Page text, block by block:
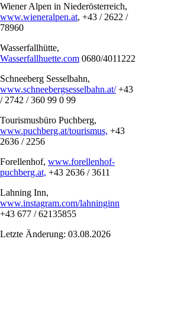
Wiener Alpen in Niederösterreich,
www.wieneralpen.at, +43 / 2622 /
78960
Wasserfallhütte,
Wasserfallhuette.com 0680/4011222
Schneeberg Sesselbahn,
www.schneebergsesselbahn.at/+43
/ 2742 / 360 99 0 99
Tourismusbüro Puchberg,
www.puchberg.at/tourismus, +43
2636 / 2256
Forellenhof, www.forellenhof-
puchberg.at, +43 2636 / 3611
Lahning Inn,
www.instagram.com/lahninginn
+43 677 / 62135855
Letzte Änderung: 03.08.2026